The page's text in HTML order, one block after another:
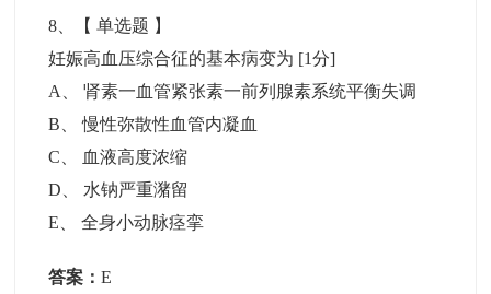
8 、【单选题 】
妊娠高血压综合征的基本病变为 [1分]
A
、肾素一血管紧张素一前列腺素系统平衡失调
B 、慢性弥散性血管内凝血
C
血液高度浓缩
D
水钠严重潴留
E 、全身小动脉痉挛
答案：E